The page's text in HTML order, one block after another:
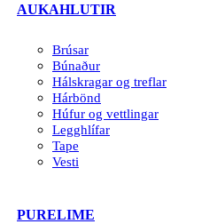
AUKAHLUTIR
Brúsar
Búnaður
Hálskragar og treflar
Hárbönd
Húfur og vettlingar
Legghlífar
Tape
Vesti
PURELIME